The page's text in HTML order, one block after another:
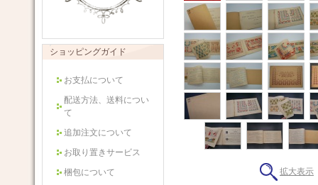
ショッピングガイド
お支払について
配送方法、送料につい
て
追加注文について
お取り置きサービス
梱包について
拡大表示